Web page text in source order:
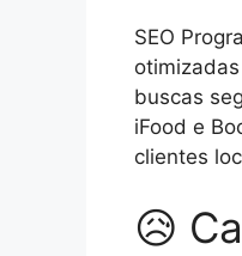
SEO
buscas
iFood e
clientes
😥